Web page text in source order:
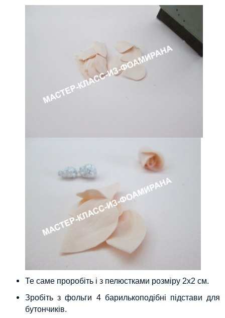
Те саме проробіть і з пелюстками розміру 2х2 см.
Зробіть з фольги 4 барилькоподібні підстави для
бутончиків.